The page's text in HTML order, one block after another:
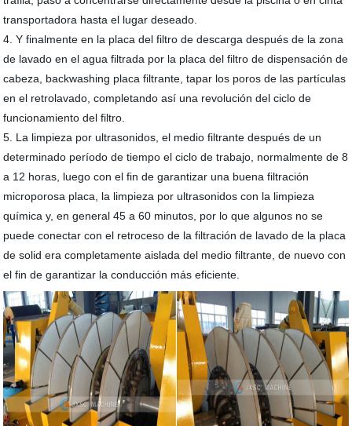
transportadora hasta el lugar deseado.
4. Y finalmente en la placa del filtro de descarga después de la zona
de lavado en el agua filtrada por la placa del filtro de dispensación de
cabeza, backwashing placa filtrante, tapar los poros de las partículas
en el retrolavado, completando así una revolución del ciclo de
funcionamiento del filtro.
5. La limpieza por ultrasonidos, el medio filtrante después de un
determinado período de tiempo el ciclo de trabajo, normalmente de 8
a 12 horas, luego con el fin de garantizar una buena filtración
microporosa placa, la limpieza por ultrasonidos con la limpieza
química y, en general 45 a 60 minutos, por lo que algunos no se
puede conectar con el retroceso de la filtración de lavado de la placa
de solid era completamente aislada del medio filtrante, de nuevo con
el fin de garantizar la conducción más eficiente.